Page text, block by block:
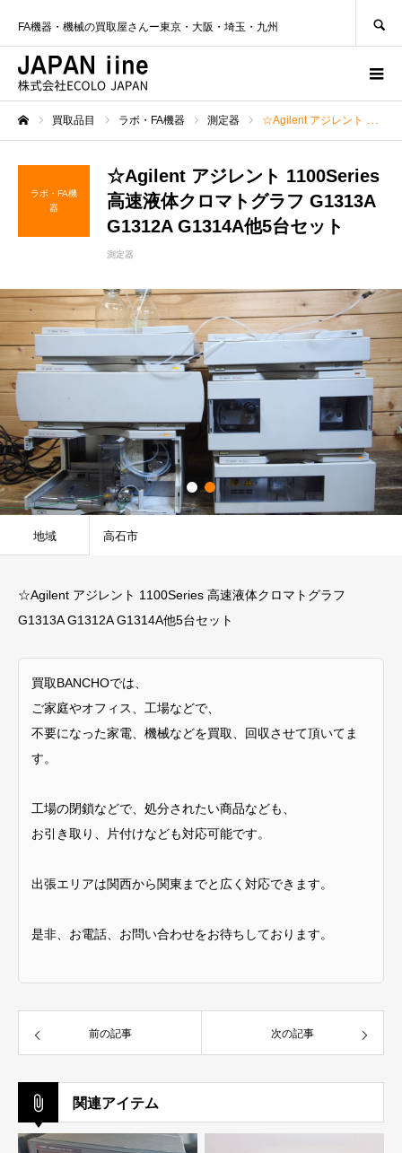
FA機器・機械の買取屋さんー東京・大阪・埼玉・九州
買取品目 ラボ・FA機器 測定器 ☆Agilent アジレント 1100Series 高速液体クロマトグラフ G1313A G1312A G1314A他5台セット
ラボ・FA機
器
☆Agilent アジレント 1100Series
高速液体クロマトグラフ G1313A
G1312A G1314A他5台セット
測定器
地域 高石市
☆Agilent アジレント 1100Series 高速液体クロマトグラフ
G1313A G1312A G1314A他5台セット
買取BANCHOでは、
ご家庭やオフィス、工場などで、
不要になった家電、機械などを買取、回収させて頂いてま
す。
工場の閉鎖などで、処分されたい商品なども、
お引き取り、片付けなども対応可能です。
出張エリアは関西から関東までと広く対応できます。
是非、お電話、お問い合わせをお待ちしております。
前の記事 次の記事
関連アイテム